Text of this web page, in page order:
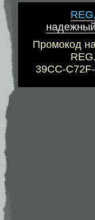
Промокод
39CC-